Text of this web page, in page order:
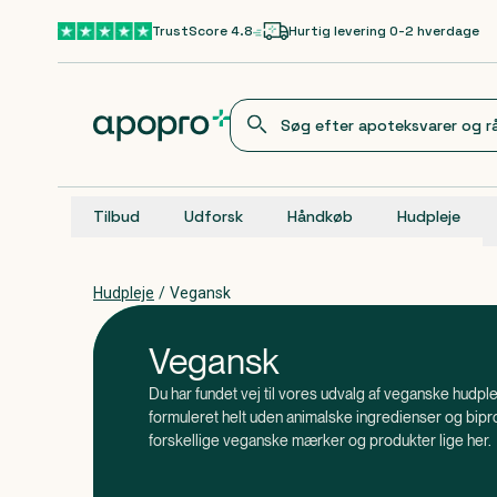
Gå til hovedindholdTrustScore 4.8 Hurtig levering 0-2 hverdage
Tilbud Udforsk Håndkøb Hudpleje
Hudpleje / Vegansk
Vegansk
Du har fundet vej til vores udvalg af veganske
formuleret helt uden animalske ingredienser og
forskellige veganske mærker og produkter lige her.